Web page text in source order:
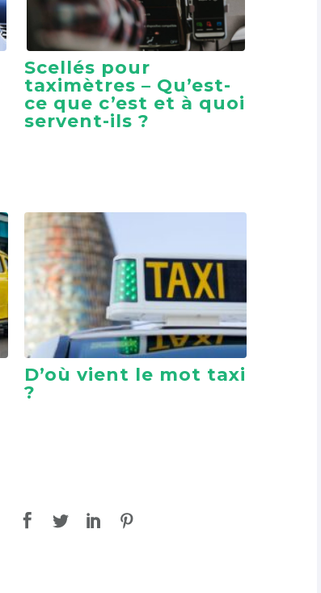
Scellés pour
taximètres – Qu’est-
ce que c’est et à quoi
servent-ils ?
D’où vient le mot taxi
?